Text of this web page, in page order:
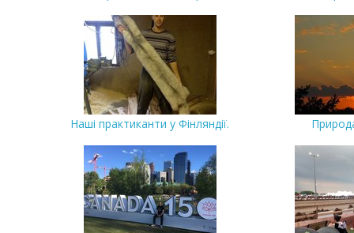
Наші практиканти у Фінляндії.